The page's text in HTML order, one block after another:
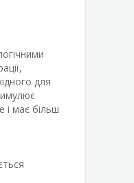
для
і має більш